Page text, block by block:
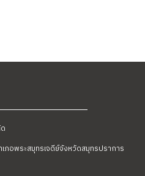
ภอพระสมุทรเจดีย์จังหวัดสมุทรปราการ